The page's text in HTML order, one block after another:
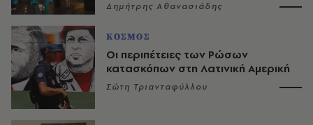
Δημήτρης Αθανασιάδης
ΚΟΣΜΟΣ
Οι περιπέτειες των Ρώσων
κατασκόπων στη Λατινική Αμερική
Σώτη Τριανταφύλλου